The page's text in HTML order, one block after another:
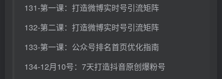
131-第一课：打造微博实时号引流矩阵
132-第二课：打造微博实时号引流矩阵
133-第一课：公众号排名首页优化指南
134-12月10号：7天打造抖音原创爆粉号